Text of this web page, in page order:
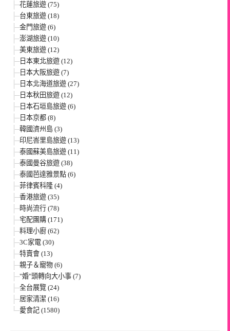
花蓮旅遊 (75)
台東旅遊 (18)
金門旅遊 (6)
澎湖旅遊 (10)
美東旅遊 (12)
日本東北旅遊 (12)
日本大阪旅遊 (7)
日本北海道旅遊 (27)
日本秋田旅遊 (12)
日本石垣島旅遊 (6)
日本京都 (8)
韓國濟州島 (3)
印尼峇里島旅遊 (13)
泰國蘇美島旅遊 (11)
泰國曼谷旅遊 (38)
泰國芭達雅景點 (6)
菲律賓科隆 (4)
香港旅遊 (35)
時尚流行 (78)
宅配團購 (171)
料理小廚 (62)
3C家電 (30)
特賣會 (13)
親子＆寵物 (6)
"婚"頭轉向大小事 (7)
全台展覽 (24)
居家清潔 (16)
愛食記 (1580)